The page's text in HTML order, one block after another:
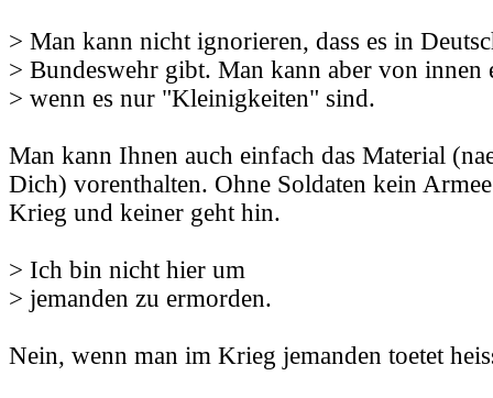
> Man kann nicht ignorieren, dass es in
> Bundeswehr gibt. Man kann aber von innen
> wenn es nur "Kleinigkeiten" sind.
Man kann Ihnen auch einfach das Material
Dich) vorenthalten. Ohne Soldaten kein
Krieg und keiner geht hin.
> Ich bin nicht hier um
> jemanden zu ermorden.
Nein, wenn man im Krieg jemanden toetet